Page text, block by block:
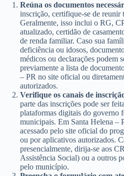
Reúna os documentos
inscrição, certifique-se de reunir
Geralmente, isso inclui o RG,
atualizado, certidão de
de renda familiar. Caso sua
deficiência ou idosos,
médicos ou declarações podem
previamente a lista de
– PR no site oficial ou
autorizados.
Verifique os canais de
parte das inscrições pode ser
plataformas digitais do governo
municipais. Em Santa Helena –
acessado pelo site oficial do
ou por aplicativos autorizados.
presencialmente, dirija-se aos
Assistência Social) ou a outros
pelo município.